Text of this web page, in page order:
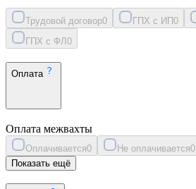
Трудовой договор0 ГПХ с ИП0
ГПХ с ФЛ 0
Оплата
Оплата межвахты
Оплачивается0 Не оплачивается0
Показать ещё